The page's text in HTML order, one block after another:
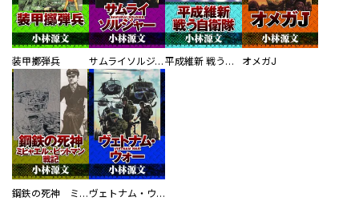
装甲擲弾兵 サムライソルジャー SAMURAI SOLDIER 平成維新 戦う自衛隊 オメガJ
鋼鉄の死神 ミヒャエル・ビットマン戦記 ヴェトナム・ウォー VIETNAM WAR